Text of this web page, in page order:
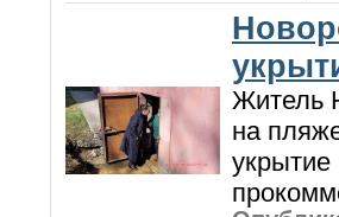
Житель
на